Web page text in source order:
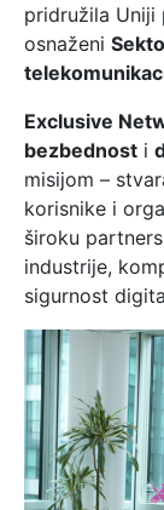
pridružila Uniji
osnaženi
Exclusive
bezbednost i
misijom –
korisnike i
široku
industrije,
sigurnost